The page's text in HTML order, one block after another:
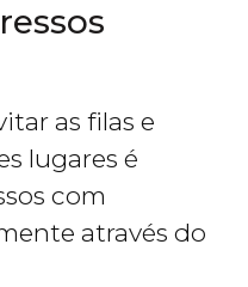
as filas e
lugares é
com
através do